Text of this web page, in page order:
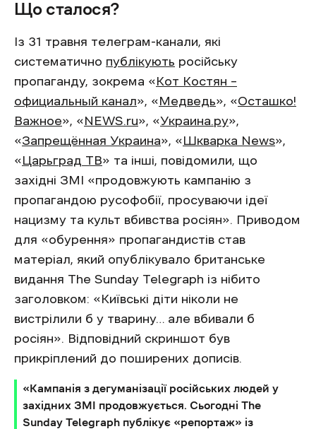
Що сталося?
Із 31 травня телеграм-канали, які
систематично публікують російську
пропаганду, зокрема « Кот Костян –
официальный канал», « Медведь», «Осташко!
Важное», « NEWS.ru», «Украина.ру»,
«Запрещённая Украина», « Шкварка News»,
« Царьград ТВ» та інші, повідомили, що
західні ЗМІ «продовжують кампанію з
пропагандою русофобії, просуваючи ідеї
нацизму та культ вбивства росіян». Приводом
для «обурення» пропагандистів став
матеріал, який опублікувало британське
видання The Sunday Telegraph із нібито
заголовком: «Київські діти ніколи не
вистрілили б у тварину… але вбивали б
росіян». Відповідний скриншот був
прикріплений до поширених дописів.
«Кампанія з дегуманізації російських людей у ​​
західних ЗМІ продовжується. Сьогодні The
Sunday Telegraph публікує «репортаж» із